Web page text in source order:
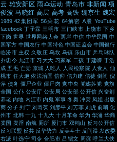
云 雄安新区 雨伞运动 青岛市 非新闻 项
俊波 马晓红 高层 高考 高铁 魏京生 魏宏
1989 42集团军 56朵花 64解密 A股 YouTube
facebook 丁子霖 三明市 三门峡市 上饶市 下乡
下岗 世界 世界网络大会 两岸 中信 中华民国 中
国军方 中国农行 中国特色 中国证监会 中国银行
临汾市 主权 久敬庄 乌坎 乌镇 乐山市 乒乓球队
乔忠令 九江市 习大大 习家军 二孩 于建嵘 于浩
成 五毛 亡党 京城 人吃人 人民检察院 人食人 仙
桃市 任大炮 依法治国 信仰 信力建 信徒 倒闭 倪
萍 债务 僵尸企业 僵尸肉 党中央 党媒姓党 党旗
全国 公仆 公安厅 公安局 公安部 公开信 兴奋剂
养老 内地 内江市 内鬼 军事 冬奥 冲突 凤姐 出版
商 分子 列宁 刘奇葆 刘彦平 刘芳菲 刘虎 前哨 化
州市 北韩 十九 十九大 十月革命 华为 华涌 华裔
卖国 卖淫 南航 厕所 厦门市 双鸭山 反习公开信
反习联盟 反共 反华势力 反美斗士 反间谍 发改委
右派 叶选宁 司令 合肥市 吕锡文 周滨 呼兰大侠